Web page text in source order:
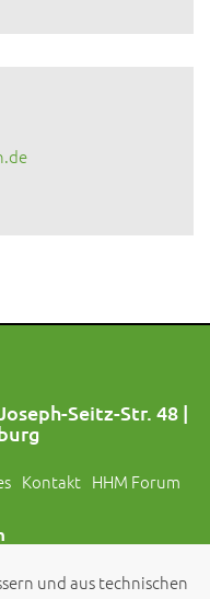
Seitz-Str. 48 |
Kontakt HHM Forum
Media!
und aus technischen